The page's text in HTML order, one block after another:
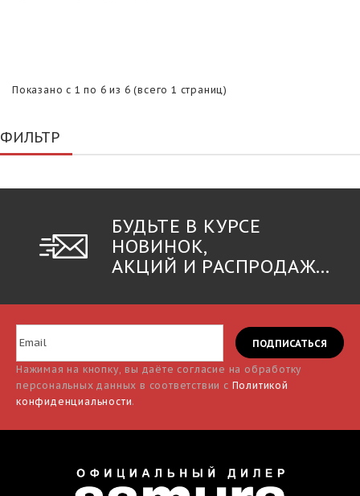
Показано с 1 по 6 из 6 (всего 1 страниц)
ФИЛЬТР
БУДЬТЕ В КУРСЕ
НОВИНОК,
АКЦИЙ И РАСПРОДАЖ...
Нажимая на кнопку, вы даёте согласие на обработку
персональных данных в соответствии с Политикой
конфиденциальности.